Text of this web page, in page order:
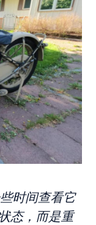
时间查看它
态，而是重